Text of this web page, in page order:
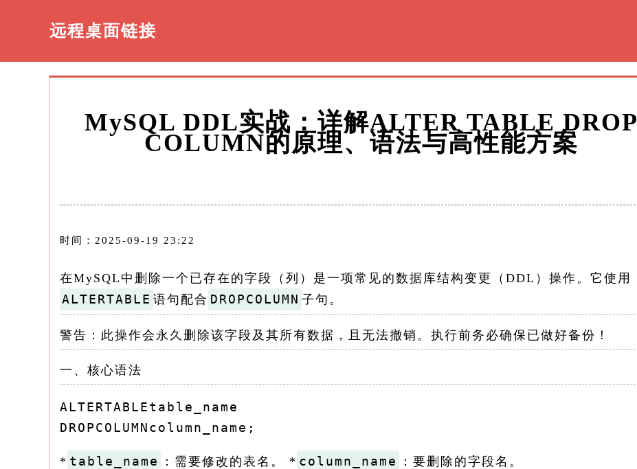
远程桌面链接
MySQL DDL实战：详解ALTER TABLE DROP
COLUMN的原理、语法与高性能方案
时间：2025-09-19 23:22
在MySQL中删除一个已存在的字段（列）是一项常见的数据库结构变更（DDL）操作。它使用​
​ALTERTABLE​ ​​语句配合​ ​DROPCOLUMN​ ​子句。
警告：此操作会永久删除该字段及其所有数据，且无法撤销。执行前务必确保已做好备份！
一、核心语法
ALTERTABLEtable_name
DROPCOLUMNcolumn_name;
*​ ​table_name​ ​​：需要修改的表名。 *​​ ​column_name​ ​：要删除的字段名。